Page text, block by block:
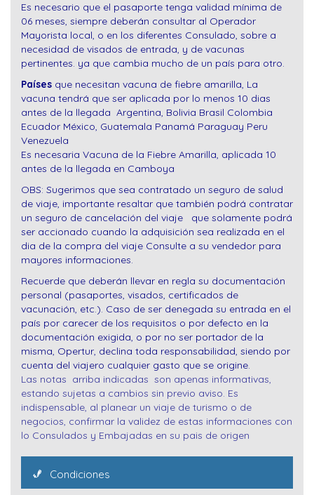
Es necesario que el pasaporte tenga validad mínima de
06 meses, siempre deberán consultar al Operador
Mayorista local, o en los diferentes Consulado, sobre a
necesidad de visados de entrada, y de vacunas
pertinentes. ya que cambia mucho de un país para otro.
Países que necesitan vacuna de fiebre amarilla, La
vacuna tendrá que ser aplicada por lo menos 10 dias
antes de la llegada Argentina, Bolivia Brasil Colombia
Ecuador México, Guatemala Panamá Paraguay Peru
Venezuela
Es necesaria Vacuna de la Fiebre Amarilla, aplicada 10
antes de la llegada en Camboya
OBS: Sugerimos que sea contratado un seguro de salud
de viaje, importante resaltar que también podrá contratar
un seguro de cancelación del viaje que solamente podrá
ser accionado cuando la adquisición sea realizada en el
dia de la compra del viaje Consulte a su vendedor para
mayores informaciones.
Recuerde que deberán llevar en regla su documentación
personal (pasaportes, visados, certificados de
vacunación, etc.). Caso de ser denegada su entrada en el
país por carecer de los requisitos o por defecto en la
documentación exigida, o por no ser portador de la
misma, Opertur, declina toda responsabilidad, siendo por
cuenta del viajero cualquier gasto que se origine.
Las notas arriba indicadas son apenas informativas,
estando sujetas a cambios sin previo aviso. Es
indispensable, al planear un viaje de turismo o de
negocios, confirmar la validez de estas informaciones con
lo Consulados y Embajadas en su pais de origen
Condiciones